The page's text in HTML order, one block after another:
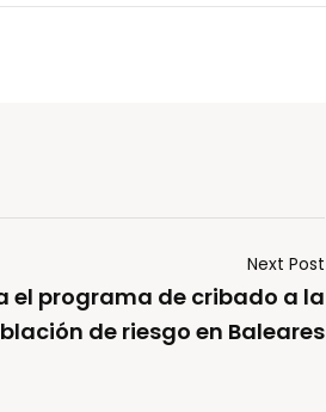
Next Post
el programa de cribado a la
de riesgo en Baleares